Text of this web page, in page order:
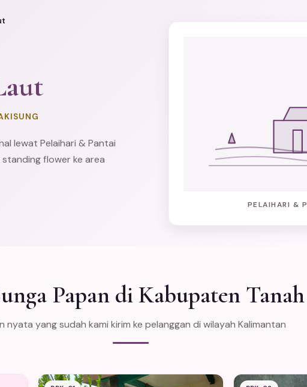
lewat Pelaihari & Pantai
standing flowerke area
PELAIHARI &
Papan di Kabupaten
nyata yang sudah kami kirim ke pelanggan di wilayah Kalimantan